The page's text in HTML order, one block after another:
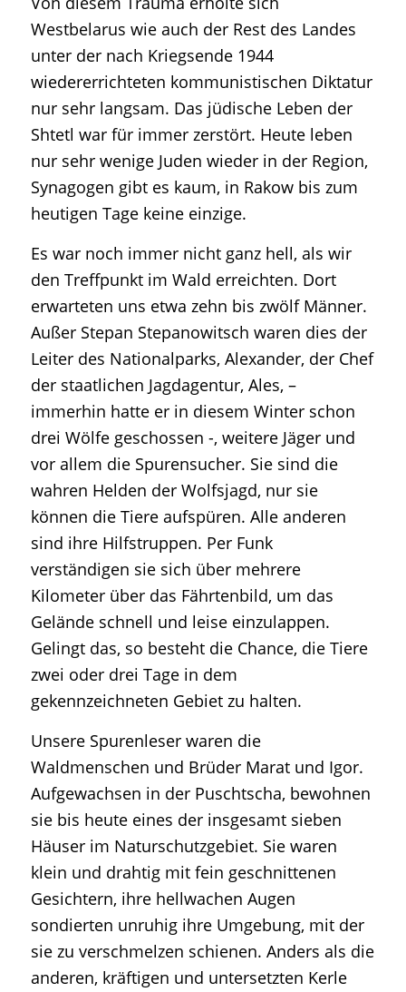
Westbelarus wie auch der Rest des Landes
unter der nach Kriegsende 1944
wiedererrichteten kommunistischen Diktatur
nur sehr langsam. Das jüdische Leben der
Shtetl war für immer zerstört. Heute leben
nur sehr wenige Juden wieder in der Region,
Synagogen gibt es kaum, in Rakow bis zum
heutigen Tage keine einzige.
Es war noch immer nicht ganz hell, als wir
den Treffpunkt im Wald erreichten. Dort
erwarteten uns etwa zehn bis zwölf Männer.
Außer Stepan Stepanowitsch waren dies der
Leiter des Nationalparks, Alexander, der Chef
der staatlichen Jagdagentur, Ales, –
immerhin hatte er in diesem Winter schon
drei Wölfe geschossen -, weitere Jäger und
vor allem die Spurensucher. Sie sind die
wahren Helden der Wolfsjagd, nur sie
können die Tiere aufspüren. Alle anderen
sind ihre Hilfstruppen. Per Funk
verständigen sie sich über mehrere
Kilometer über das Fährtenbild, um das
Gelände schnell und leise einzulappen.
Gelingt das, so besteht die Chance, die Tiere
zwei oder drei Tage in dem
gekennzeichneten Gebiet zu halten.
Unsere Spurenleser waren die
Waldmenschen und Brüder Marat und Igor.
Aufgewachsen in der Puschtscha, bewohnen
sie bis heute eines der insgesamt sieben
Häuser im Naturschutzgebiet. Sie waren
klein und drahtig mit fein geschnittenen
Gesichtern, ihre hellwachen Augen
sondierten unruhig ihre Umgebung, mit der
sie zu verschmelzen schienen. Anders als die
anderen, kräftigen und untersetzten Kerle